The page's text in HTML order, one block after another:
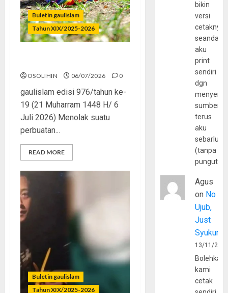
Buletin gaulislam
Tahun XIX/2025-2026
OSOLIHIN 06/07/2026 0
gaulislam edisi 976/tahun ke-
19 (21 Muharram 1448 H/ 6
Juli 2026) Menolak suatu
perbuatan...
READ MORE
Buletin gaulislam
Tahun XIX/2025-2026
bikin
versi
cetaknya
aku
print
sendiri
dgn
sumber
terus
aku
(tanpa
Agus
on No
Ujub,
Just
Syukur
13/11/
Bolehkah
kami
cetak